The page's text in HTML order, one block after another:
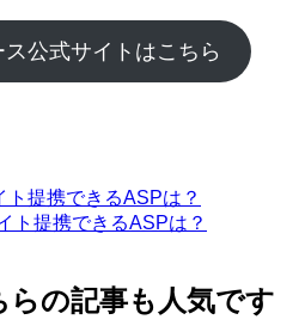
公式サイトはこちら
提携できるASPは？
ト提携できるASPは？